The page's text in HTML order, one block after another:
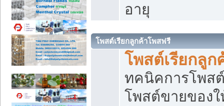
อายุ
โพสต์เรียกลูกค้าโพสฟรี
โพสต์เรียกลูก
ทคนิคการโพส
โพสต์ขายของ